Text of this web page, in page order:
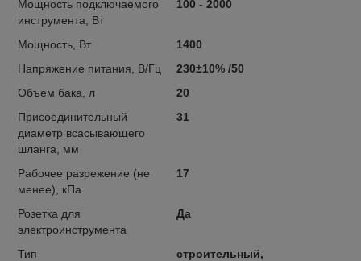
Мощность подключаемого
инструмента, Вт
100 - 2000
Мощность, Вт
1400
Напряжение питания, В/Гц
230±10% /50
Объем бака, л
20
Присоединительный
диаметр всасывающего
шланга, мм
31
Рабочее разрежение (не
менее), кПа
17
Розетка для
электроинструмента
Да
Тип
строительный,